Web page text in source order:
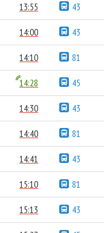
13:55 43
14:00 43
14:10 81
14:28 45
14:30 43
14:40 81
14:41 43
15:10 81
15:13 43